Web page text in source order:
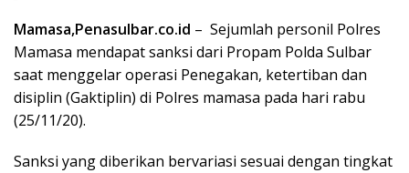
Mamasa,Penasulbar.co.id – Sejumlah personil Polres
Mamasa mendapat sanksi dari Propam Polda Sulbar
saat menggelar operasi Penegakan, ketertiban dan
disiplin (Gaktiplin) di Polres mamasa pada hari rabu
(25/11/20).
Sanksi yang diberikan bervariasi sesuai dengan tingkat